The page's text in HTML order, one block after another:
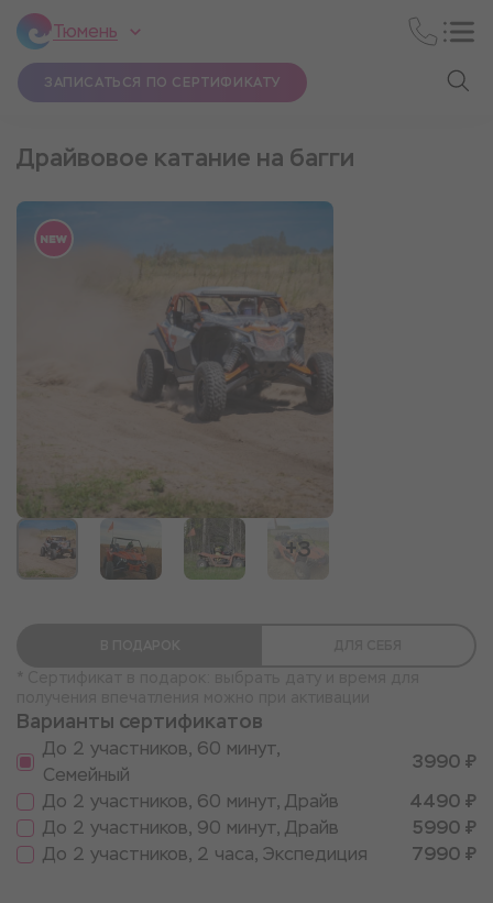
Тюмень
ЗАПИСАТЬСЯ ПО СЕРТИФИКАТУ
Драйвовое катание на багги
+3
Варианты сертификатов
До 2 участников, 60 минут,
Семейный
3990 ₽
До 2 участников, 60 минут, Драйв
4490 ₽
До 2 участников, 90 минут, Драйв
5990 ₽
До 2 участников, 2 часа, Экспедиция
7990 ₽